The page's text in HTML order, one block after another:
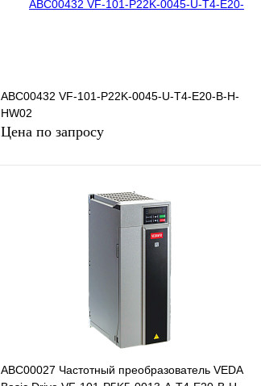
ABC00432 VF-101-P22K-0045-U-T4-E20-B-H-
HW02
Цена по запросу
Запросить цену
ABC00027 Частотный преобразователь VEDA